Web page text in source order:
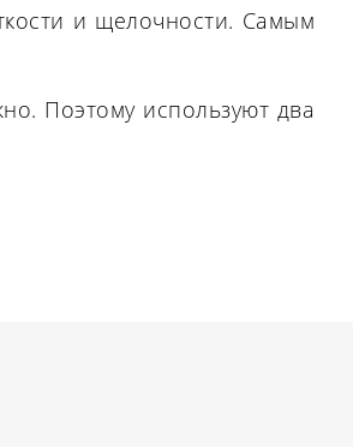
и щелочности. Самым
Поэтому используют два